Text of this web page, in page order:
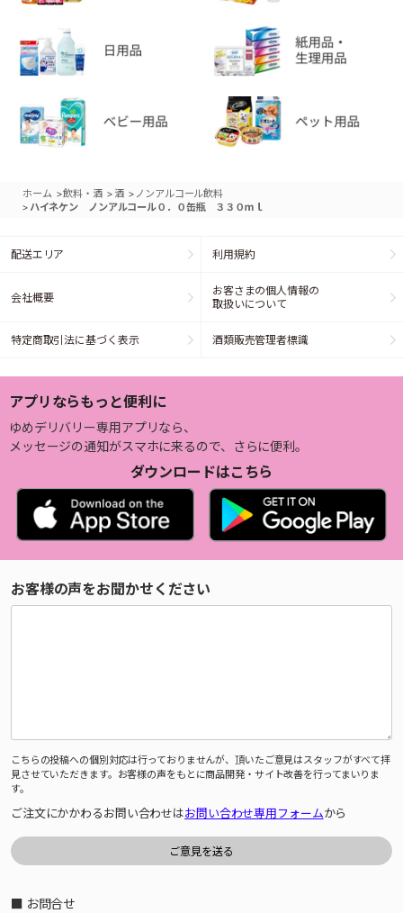
ホーム >飲料・酒 > 酒 > ノンアルコール飲料
> ハイネケン ノンアルコール０．０缶瓶 ３３０ｍｌ
配送エリア 利用規約
会社概要
お客さまの個人情報の
取扱いについて
特定商取引法に基づく表示 酒類販売管理者標識
アプリならもっと便利に
ゆめデリバリー専用アプリなら、
メッセージの通知がスマホに来るので、さらに便利。
ダウンロードはこちら
お客様の声をお聞かせください
こちらの投稿への個別対応は行っておりませんが、頂いたご意見はスタッフがすべて拝
見させていただきます。お客様の声をもとに商品開発・サイト改善を行ってまいりま
す。
ご注文にかかわるお問い合わせはお問い合わせ専用フォームから
■ お問合せ